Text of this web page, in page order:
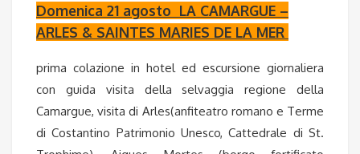
Domenica 21 agosto LA CAMARGUE –
ARLES & SAINTES MARIES DE LA MER
prima colazione in hotel ed escursione giornaliera
con guida visita della selvaggia regione della
Camargue, visita di Arles(anfiteatro romano e Terme
di Costantino Patrimonio Unesco, Cattedrale di St.